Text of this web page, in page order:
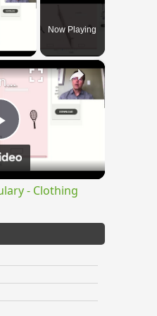
VideoNow Playing
×
Play
Video
"BonPatron" Vocabulary - Clothing
- Clothing